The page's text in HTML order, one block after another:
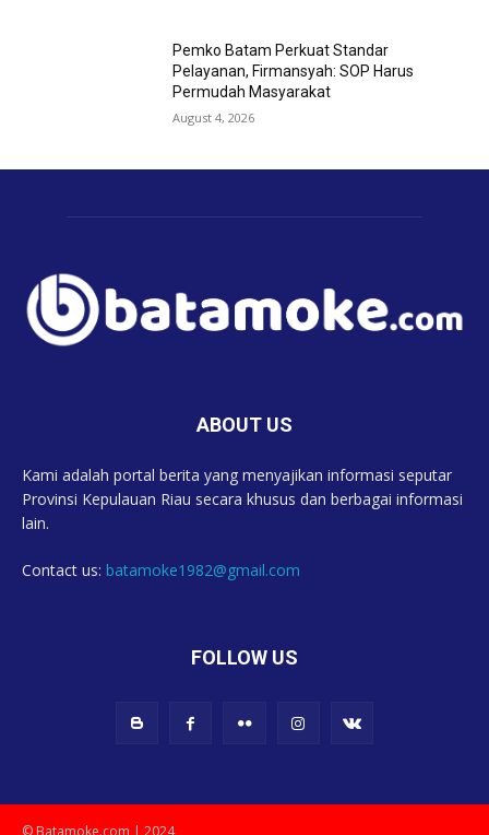
Pemko Batam Perkuat Standar
Pelayanan, Firmansyah: SOP Harus
Permudah Masyarakat
August 4, 2026
ABOUT US
Kami adalah portal berita yang menyajikan informasi seputar
Provinsi Kepulauan Riau secara khusus dan berbagai informasi
lain.
Contact us: batamoke1982@gmail.com
FOLLOW US